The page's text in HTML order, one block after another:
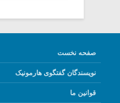
صفحه نخست
نویسندگان گفتگوی هارمونیک
قوانین ما